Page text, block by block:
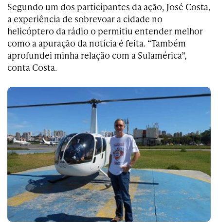
Segundo um dos participantes da ação, José Costa,
a experiência de sobrevoar a cidade no
helicóptero da rádio o permitiu entender melhor
como a apuração da notícia é feita. “Também
aprofundei minha relação com a Sulamérica”,
conta Costa.